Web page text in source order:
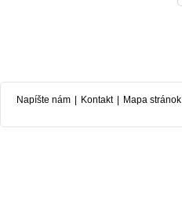
Napíšte nám Kontakt Mapa stránok